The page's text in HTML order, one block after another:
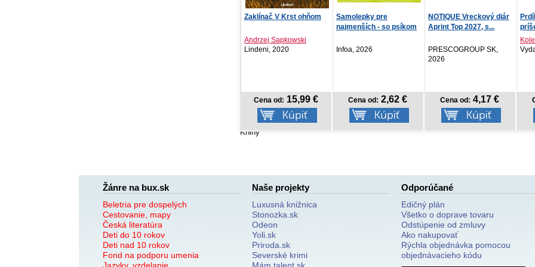
Samolepky pre
najmenších - so psíkom
Infoa, 2026
Cena od: 2,62 €
NOTIQUE Vreckový diár
Aprint Top 2027, s...
PRESCOGROUP SK,
Cena od: 4,17 €
Prdík nie je hanba -
príšerky
Vydavateľstvo T...,
Cena od: 8,92
Knihy
Žánre na bux.sk
Beletria pre dospelých
Cestovanie, mapy
Česká literatúra
Deti do 10 rokov
Deti nad 10 rokov
Fond na podporu umenia
Naše projekty
Luxusná knižnica
Stonozka.sk
Odeon
Yoli.sk
Priroda.sk
Severské krimi
Odporúčané
Edičný plán
Všetko o doprave tovaru
Odstúpenie od zmluvy
Ako nakupovať
Rýchla objednávka pomocou
objednávacieho kódu